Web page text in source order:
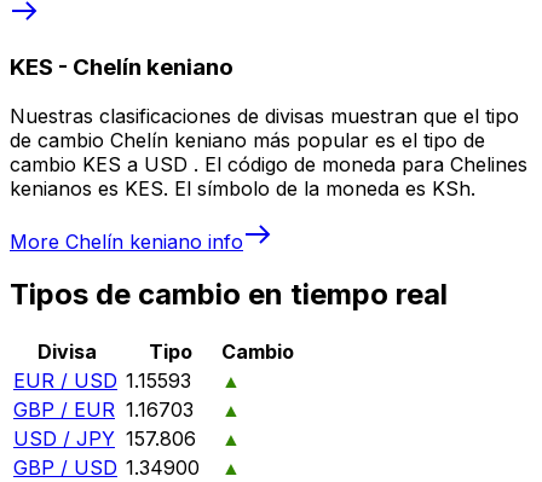
KES - Chelín keniano
Nuestras clasificaciones de divisas muestran que el tipo
de cambio Chelín keniano más popular es el tipo de
cambio KES a USD . El código de moneda para Chelines
kenianos es KES. El símbolo de la moneda es KSh.
More Chelín keniano info
Tipos de cambio en tiempo real
Divisa Tipo
Cambio
EUR / USD 1.15593
▲
GBP / EUR 1.16703
▲
USD / JPY 157.806
▲
GBP / USD 1.34900
▲